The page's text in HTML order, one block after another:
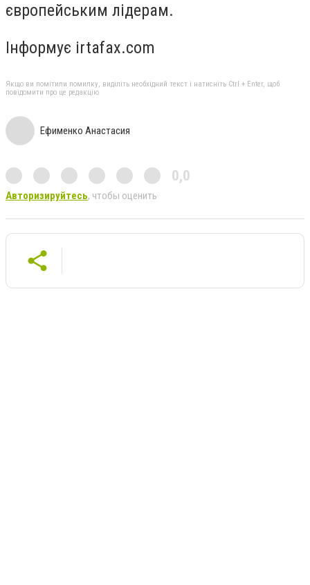
європейським лідерам.
Інформує irtafax.com
Якщо ви помітили помилку, виділіть необхідний текст і натисніть Ctrl + Enter, щоб
повідомити про це редакцію
Ефименко Анастасия
0,0
Авторизируйтесь, чтобы оценить